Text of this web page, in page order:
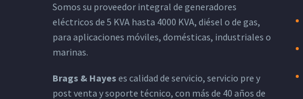
Somos su proveedor integral de generadores
eléctricos de 5 KVA hasta 4000 KVA, diésel o de gas,
para aplicaciones móviles, domésticas, industriales o
marinas.
Brags & Hayes es calidad de servicio, servicio pre y
post venta y soporte técnico, con más de 40 años de